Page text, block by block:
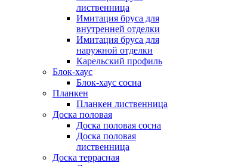
лиственница
Имитация бруса для
внутренней отделки
Имитация бруса для
наружной отделки
Карельский профиль
Блок-хаус
Блок-хаус сосна
Планкен
Планкен лиственница
Доска половая
Доска половая сосна
Доска половая
лиственница
Доска террасная